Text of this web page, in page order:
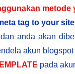
metode
tag to your
anda akan
akun blogspot
pada